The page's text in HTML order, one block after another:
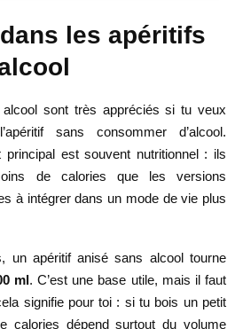
les apéritifs
sont très appréciés si tu veux
sans consommer d’alcool.
principal est souvent nutritionnel : ils
de calories que les versions
à intégrer dans un mode de vie plus
un apéritif anisé sans alcool tourne
ml. C’est une base utile, mais il faut
signifie pour toi : si tu bois un petit
calories dépend surtout du volume